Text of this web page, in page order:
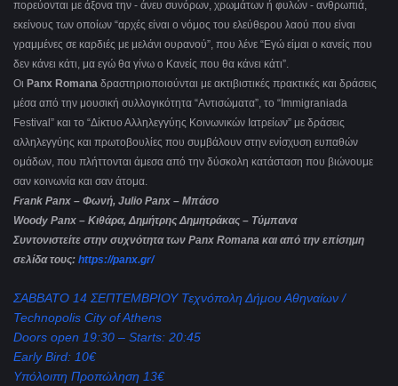
πορεύονται με άξονα την - άνευ συνόρων, χρωμάτων ή φυλών - ανθρωπιά,
εκείνους των οποίων “αρχές είναι ο νόμος του ελεύθερου λαού που είναι
γραμμένες σε καρδιές με μελάνι ουρανού”, που λένε “Εγώ είμαι ο κανείς που
δεν κάνει κάτι, μα εγώ θα γίνω ο Κανείς που θα κάνει κάτι”.
Oι Panx Romana δραστηριοποιούνται με ακτιβιστικές πρακτικές και δράσεις
μέσα από την μουσική συλλογικότητα “Αντισώματα”, το “Immigraniada
Festival” και το “Δίκτυο Αλληλεγγύης Κοινωνικών Ιατρείων” με δράσεις
αλληλεγγύης και πρωτοβουλίες που συμβάλουν στην ενίσχυση ευπαθών
ομάδων, που πλήττονται άμεσα από την δύσκολη κατάσταση που βιώνουμε
σαν κοινωνία και σαν άτομα.
Frank Panx – Φωνή, Julio Panx – Μπάσο
Woody Panx – Κιθάρα, Δημήτρης Δημητράκας – Τύμπανα
Συντονιστείτε στην συχνότητα των Panx Romana και από την επίσημη
σελίδα τους: https://panx.gr/
ΣΑΒΒΑΤΟ 14 ΣΕΠΤΕΜΒΡΙΟΥ Τεχνόπολη Δήμου Αθηναίων /
Technopolis City of Athens
Doors open 19:30 – Starts: 20:45
Early Bird: 10€
Υπόλοιπη Προπώληση 13€